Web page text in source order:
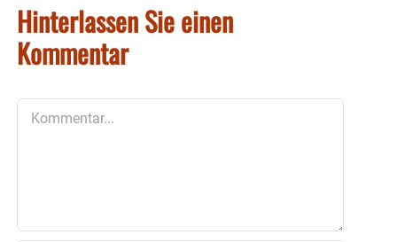
Hinterlassen Sie einen
Kommentar